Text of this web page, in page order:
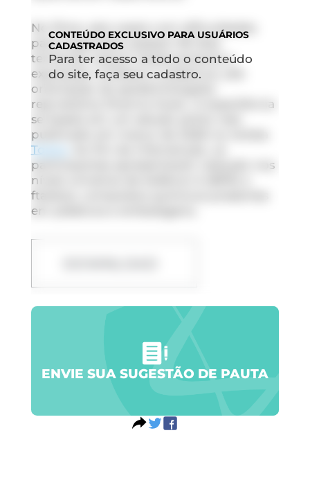
No filme, seis casais com dificuldades
para engravidar passam 90 dias
tentando reduzir drasticamente a
exposição cotidiana a plásticos, sob
orientação da epidemiologista
reprodutiva Shanna Swan. A experiência
se baseia em um estudo piloto real,
publicado em março de 2026 na revista
Toxics
participantes apresentaram redução nos
níveis urinários de bisfenol A (BPA) e
ftalatos, compostos químicos presentes
em plásticos e embalagens.
CONTEÚDO EXCLUSIVO PARA USUÁRIOS
CADASTRADOS
Para ter acesso a todo o conteúdo
do site, faça seu cadastro.
ENVIE SUA SUGESTÃO DE PAUTA